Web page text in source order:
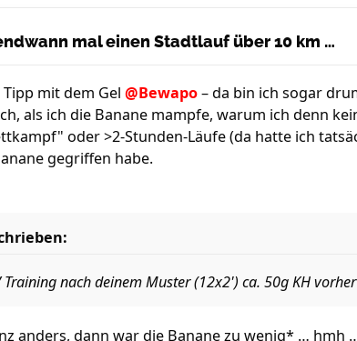
mal einen Stadtlauf über 10 km …
mit dem Gel @Bewapo– da bin ich sogar
als ich die Banane mampfe, warum ich denn
oder >2-Stunden-Läufe (da hatte ich
gegriffen habe.
nach deinem Muster (12x2') ca. 50g KH
anders, dann war die Banane zu wenig* … hmh